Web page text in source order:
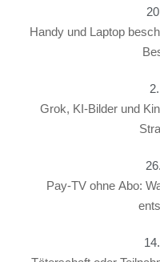
Handy und Laptop
Grok, KI-Bilder und
Pay-TV ohne Abo: